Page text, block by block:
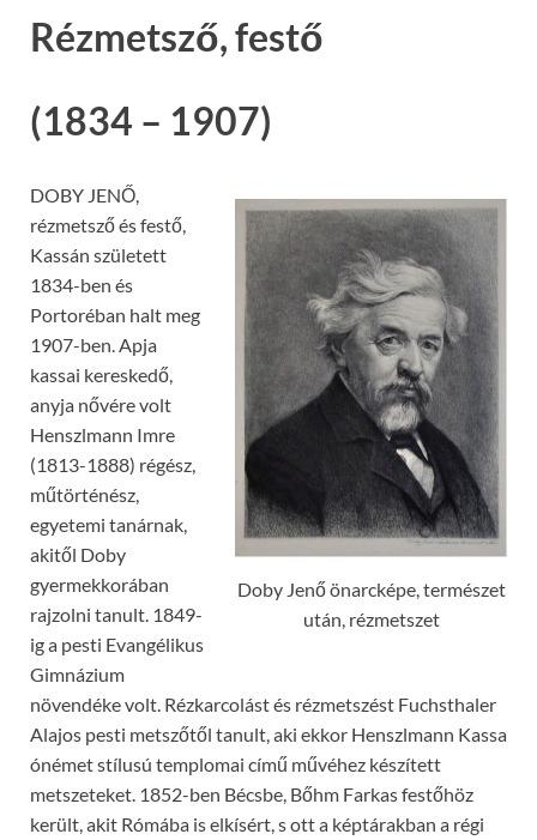
Rézmetsző, festő
(1834 – 1907)
Doby Jenő önarcképe, természet
után, rézmetszet
DOBY JENŐ,
rézmetsző és festő,
Kassán született
1834-ben és
Portoréban halt meg
1907-ben. Apja
kassai kereskedő,
anyja nővére volt
Henszlmann Imre
(1813-1888) régész,
műtörténész,
egyetemi tanárnak,
akitől Doby
gyermekkorában
rajzolni tanult. 1849-
ig a pesti Evangélikus
Gimnázium
növendéke volt. Rézkarcolást és rézmetszést Fuchsthaler
Alajos pesti metszőtől tanult, aki ekkor Henszlmann Kassa
ónémet stílusú templomai című művéhez készített
metszeteket. 1852-ben Bécsbe, Bőhm Farkas festőhöz
került, akit Rómába is elkísért, s ott a képtárakban a régi